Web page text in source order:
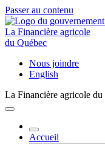
Passer au contenu
La Financière agricole
du Québec
Nous joindre
English
La Financière agricole du
Accueil